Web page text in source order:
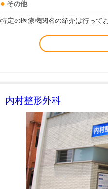
その他
特定の医療機関名の紹介は行って
内村整形外科